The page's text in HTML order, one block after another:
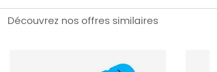
Découvrez nos offres similaires